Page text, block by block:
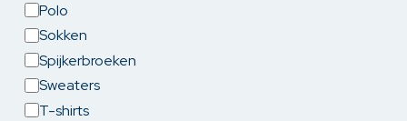
Polo
Sokken
Spijkerbroeken
Sweaters
T-shirts